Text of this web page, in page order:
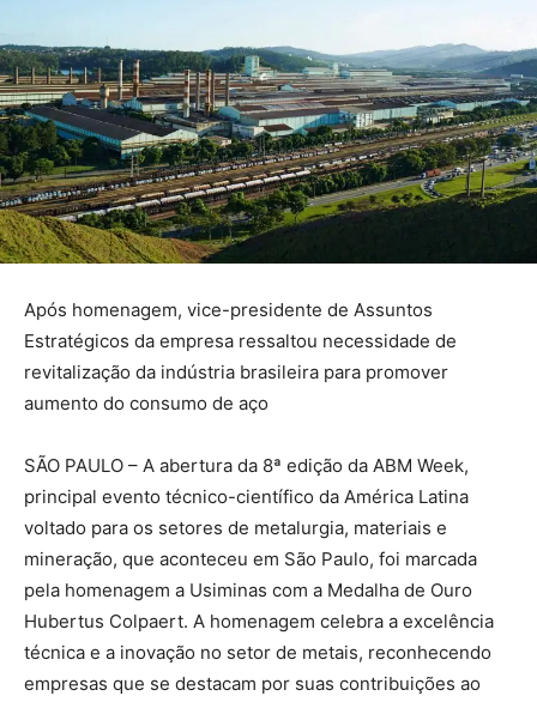
Após homenagem, vice-presidente de Assuntos
Estratégicos da empresa ressaltou necessidade de
revitalização da indústria brasileira para promover
aumento do consumo de aço
SÃO PAULO – A abertura da 8ª edição da ABM Week,
principal evento técnico-científico da América Latina
voltado para os setores de metalurgia, materiais e
mineração, que aconteceu em São Paulo, foi marcada
pela homenagem a Usiminas com a Medalha de Ouro
Hubertus Colpaert. A homenagem celebra a excelência
técnica e a inovação no setor de metais, reconhecendo
empresas que se destacam por suas contribuições ao